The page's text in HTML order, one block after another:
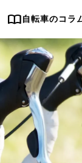
import_contacts自転車のコラ